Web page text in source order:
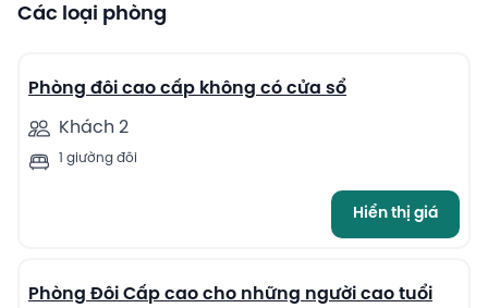
Các loại phòng
Phòng đôi cao cấp không có cửa sổ
Khách 2
1 giường đôi
Hiển thị giá
6
Phòng Đôi Cấp cao cho những người cao tuổi